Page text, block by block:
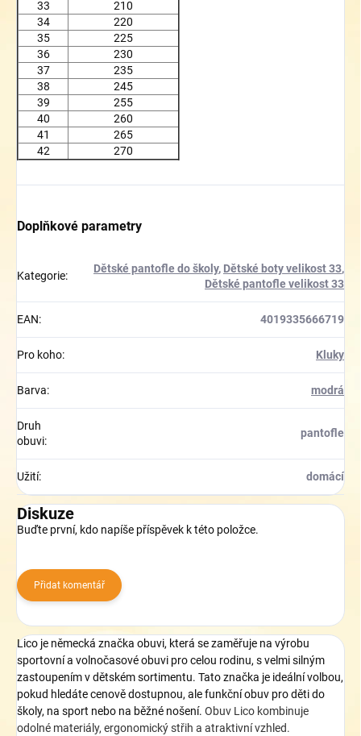
33
210
34
220
35
225
36
230
37
235
38
245
39
255
40
260
41
265
42
270
Doplňkové parametry
Kategorie:
Dětské pantofle do školy, Dětské boty velikost 33,
Dětské pantofle velikost 33
EAN: 4019335666719
Pro koho: Kluky
Barva: modrá
Druh
obuvi:
pantofle
Užití: domácí
Diskuze
Buďte první, kdo napíše příspěvek k této položce.
Přidat komentář
Lico je německá značka obuvi, která se zaměřuje na výrobu
sportovní a volnočasové obuvi pro celou rodinu, s velmi silným
zastoupením v dětském sortimentu. Tato značka je ideální volbou,
pokud hledáte cenově dostupnou, ale funkční obuv pro děti do
školy, na sport nebo na běžné nošení. Obuv Lico kombinuje
odolné materiály, ergonomický střih a atraktivní vzhled.